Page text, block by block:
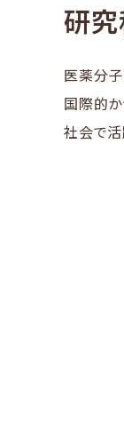
研
医薬分
国際的
社会で